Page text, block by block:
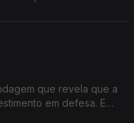
que revela que a
em defesa. E